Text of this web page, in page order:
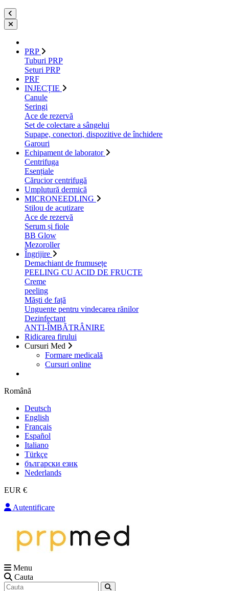
PRP
Tuburi PRP
Seturi PRP
PRF
INJECȚIE
Canule
Seringi
Ace de rezervă
Set de colectare a sângelui
Supape, conectori, dispozitive de închidere
Garouri
Echipament de laborator
Centrifuga
Esențiale
Cărucior centrifugă
Umplutură dermică
MICRONEEDLING
Stilou de acutizare
Ace de rezervă
Serum și fiole
BB Glow
Mezoroller
Îngrijire
Demachiant de frumusețe
PEELING CU ACID DE FRUCTE
Creme
peeling
Măști de față
Unguente pentru vindecarea rănilor
Dezinfectant
ANTI-ÎMBĂTRÂNIRE
Ridicarea firului
Cursuri Med
Formare medicală
Cursuri online
Română
Deutsch
English
Français
Español
Italiano
Türkçe
български език
Nederlands
EUR €
Autentificare
Menu
Cauta